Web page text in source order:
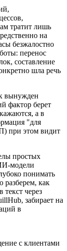
тратит лишь
на
безжалостно
перенос
составление
шла речь
вынужден
фактор берет
а в
"для
при этом видит
простых
модели
понимать
разберем, как
текст через
забирает на
в
с клиентами